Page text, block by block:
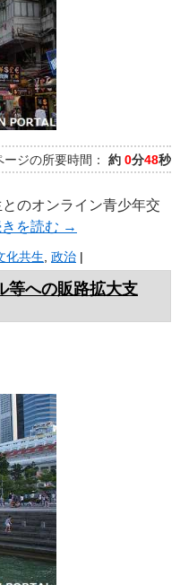
ージの所要時間： 約 0分48秒
のオンライン青少年交
を読む →
化共生 政治 |
等への販路拡大支